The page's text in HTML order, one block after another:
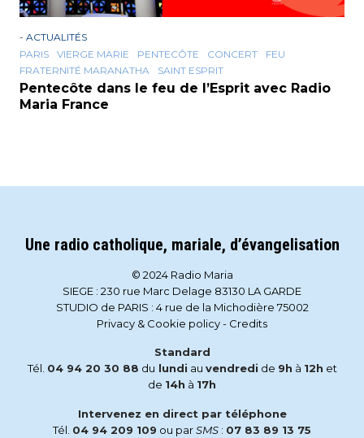
- ACTUALITÉS
PARIS
VIERGE MARIE PENTECÔTE CONCERT
FEU
FRATERNITÉ MARANATHA
SAINT ESPRIT
Pentecôte dans le feu de l’Esprit avec Radio
Maria France
Une radio catholique, mariale, d’évangelisation
© 2024 Radio Maria
SIEGE : 230 rue Marc Delage 83130 LA GARDE
STUDIO de PARIS : 4 rue de la Michodière 75002
Privacy & Cookie policy- Credits
Standard
Tél. 04 94 20 30 88 du lundi au vendredi de 9h à 12h et
de 14h à 17h
Intervenez en direct par téléphone
Tél. 04 94 209 109 ou parSMS : 07 83 89 13 75